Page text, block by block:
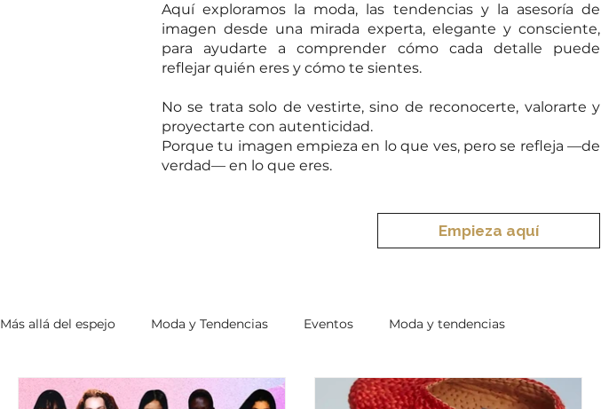
Aquí exploramos la moda, las tendencias y la asesoría de
imagen desde una mirada experta, elegante y consciente,
para ayudarte a comprender cómo cada detalle puede
reflejar quién eres y cómo te sientes.
No se trata solo de vestirte, sino de reconocerte, valorarte y
proyectarte con autenticidad.
Porque tu imagen empieza en lo que ves, pero se refleja —de
verdad— en lo que eres.
Empieza aquí
Más allá del espejo Moda y Tendencias Eventos Moda y tendencias